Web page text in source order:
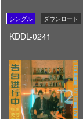
KDDL-0241